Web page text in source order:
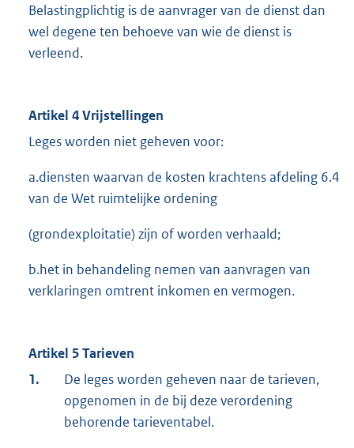
Belastingplichtig is de aanvrager van de dienst dan
wel degene ten behoeve van wie de dienst is
verleend.
Artikel 4 Vrijstellingen
Leges worden niet geheven voor:
a.diensten waarvan de kosten krachtens afdeling 6.4
van de Wet ruimtelijke ordening
(grondexploitatie) zijn of worden verhaald;
b.het in behandeling nemen van aanvragen van
verklaringen omtrent inkomen en vermogen.
Artikel 5 Tarieven
1.
De leges worden geheven naar de tarieven,
opgenomen in de bij deze verordening
behorende tarieventabel.